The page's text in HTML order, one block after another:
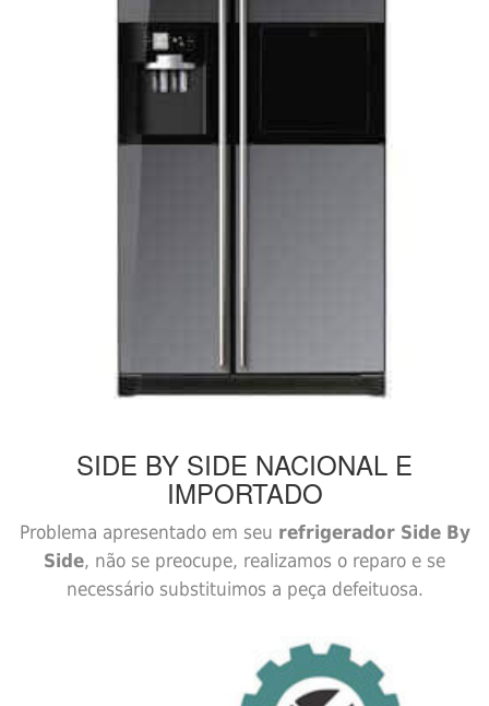
SIDE BY SIDE NACIONAL E
IMPORTADO
Problema apresentado em seu refrigerador Side By
Side, não se preocupe, realizamos o reparo e se
necessário substituimos a peça defeituosa.